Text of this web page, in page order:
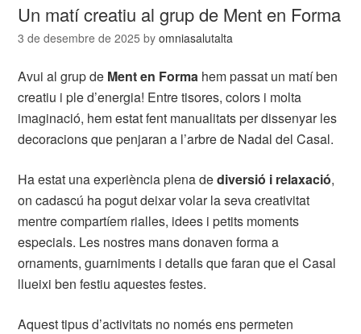
Un matí creatiu al grup de Ment en Forma
3 de desembre de 2025 byomniasalutalta
Avui al grup de Ment en Forma hem passat un matí ben
creatiu i ple d’energia! Entre tisores, colors i molta
imaginació, hem estat fent manualitats per dissenyar les
decoracions que penjaran a l’arbre de Nadal del Casal.
Ha estat una experiència plena dediversió i relaxació,
on cadascú ha pogut deixar volar la seva creativitat
mentre compartíem rialles, idees i petits moments
especials. Les nostres mans donaven forma a
ornaments, guarniments i detalls que faran que el Casal
llueixi ben festiu aquestes festes.
Aquest tipus d’activitats no només ens permeten